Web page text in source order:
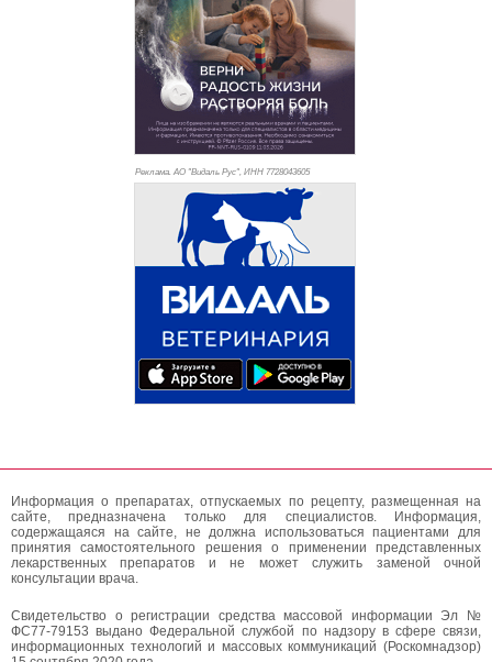
Реклама. АО "Видаль Рус", ИНН 7728043605
Информация о препаратах, отпускаемых по рецепту, размещенная на
сайте, предназначена только для специалистов. Информация,
содержащаяся на сайте, не должна использоваться пациентами для
принятия самостоятельного решения о применении представленных
лекарственных препаратов и не может служить заменой очной
консультации врача.
Свидетельство о регистрации средства массовой информации Эл №
ФС77-79153 выдано Федеральной службой по надзору в сфере связи,
информационных технологий и массовых коммуникаций (Роскомнадзор)